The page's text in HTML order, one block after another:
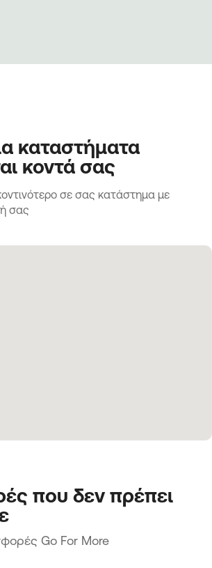
καταστήματα
κοντά σας
σε σας κατάστημα με
σας
που δεν πρέπει
Go For More